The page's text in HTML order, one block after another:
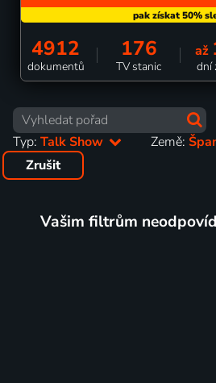
4912
dokumentů
176
TV stanic
až
dní
Typ: Talk Show Země:
Zrušit
Vašim filtrům